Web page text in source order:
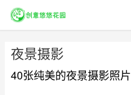
夜景摄影
40张纯美的夜景摄影照片